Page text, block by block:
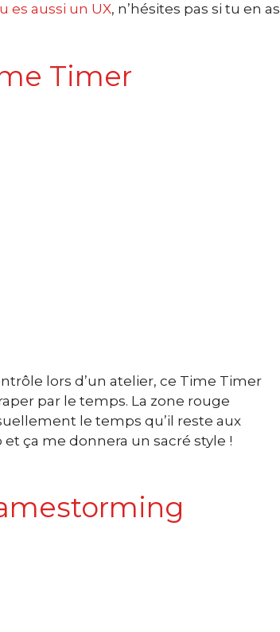
es aussi un UX, n’hésites pas si tu en as
Timer
lors d’un atelier, ce Time Timer
par le temps. La zone rouge
le temps qu’il reste aux
et ça me donnera un sacré style !